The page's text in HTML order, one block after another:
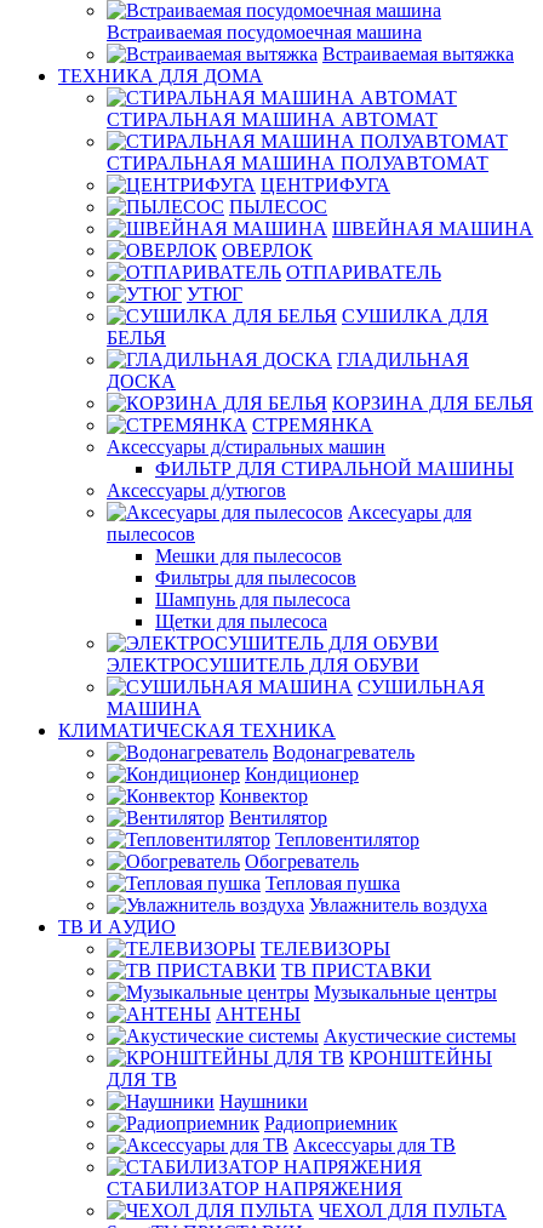
Встраиваемая посудомоечная машина
Встраиваемая вытяжка
ТЕХНИКА ДЛЯ ДОМА
СТИРАЛЬНАЯ МАШИНА АВТОМАТ
СТИРАЛЬНАЯ МАШИНА ПОЛУАВТОМАТ
ЦЕНТРИФУГА
ПЫЛЕСОС
ШВЕЙНАЯ МАШИНА
ОВЕРЛОК
ОТПАРИВАТЕЛЬ
УТЮГ
СУШИЛКА ДЛЯ
БЕЛЬЯ
ГЛАДИЛЬНАЯ
ДОСКА
КОРЗИНА ДЛЯ БЕЛЬЯ
СТРЕМЯНКА
Аксессуары д/стиральных машин
ФИЛЬТР ДЛЯ СТИРАЛЬНОЙ МАШИНЫ
Аксессуары д/утюгов
Аксесуары для
пылесосов
Мешки для пылесосов
Фильтры для пылесосов
Шампунь для пылесоса
Щетки для пылесоса
ЭЛЕКТРОСУШИТЕЛЬ ДЛЯ ОБУВИ
СУШИЛЬНАЯ
МАШИНА
КЛИМАТИЧЕСКАЯ ТЕХНИКА
Водонагреватель
Кондиционер
Конвектор
Вентилятор
Тепловентилятор
Обогреватель
Тепловая пушка
Увлажнитель воздуха
ТВ И AУДИО
ТЕЛЕВИЗОРЫ
ТВ ПРИСТАВКИ
Музыкальные центры
АНТЕНЫ
Акустические системы
КРОНШТЕЙНЫ
ДЛЯ ТВ
Наушники
Радиоприемник
Аксессуары для ТВ
СТАБИЛИЗАТОР НАПРЯЖЕНИЯ
ЧЕХОЛ ДЛЯ ПУЛЬТА